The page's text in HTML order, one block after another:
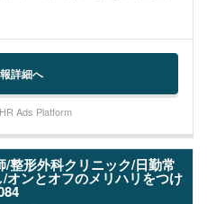
詳細へ
Ads Platform
整形外科クリニック/日勤常
ンとオフのメリハリをつけ